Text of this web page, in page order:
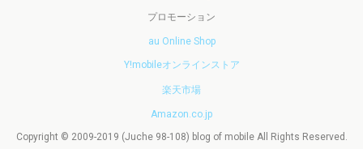
プロモーション
au Online Shop
Y!mobileオンラインストア
楽天市場
Amazon.co.jp
Copyright © 2009-2019 (Juche 98-108) blog of mobile All Rights Reserved.